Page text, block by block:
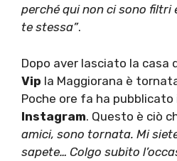
perché qui non ci sono filtri
te stessa”.
Dopo aver lasciato la casa
Vip la Maggiorana è
Poche ore fa ha
Instagram. Questo è ciò
amici, sono tornata. Mi
sapete… Colgo subito